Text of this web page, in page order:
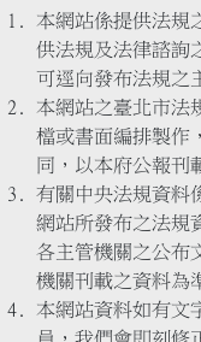
本網站係提供法規
供法規及法律諮詢
可逕向發布法規之
本網站之臺北市法
檔或書面編排製作
同，以本府公報刊
有關中央法規資料
網站所發布之法規
各主管機關之公布
機關刊載之資料為
本網站資料如有文
員，我們會即刻修